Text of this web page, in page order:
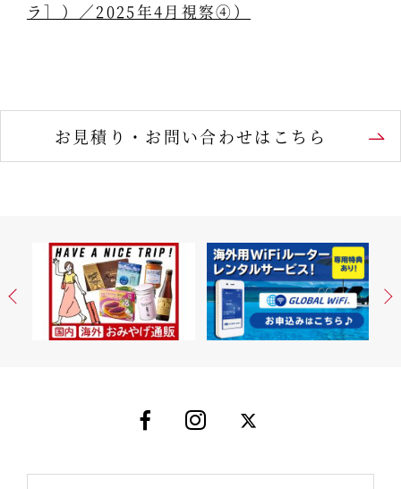
ラ］）／2025年4月視察④）
お見積り・お問い合わせはこちら